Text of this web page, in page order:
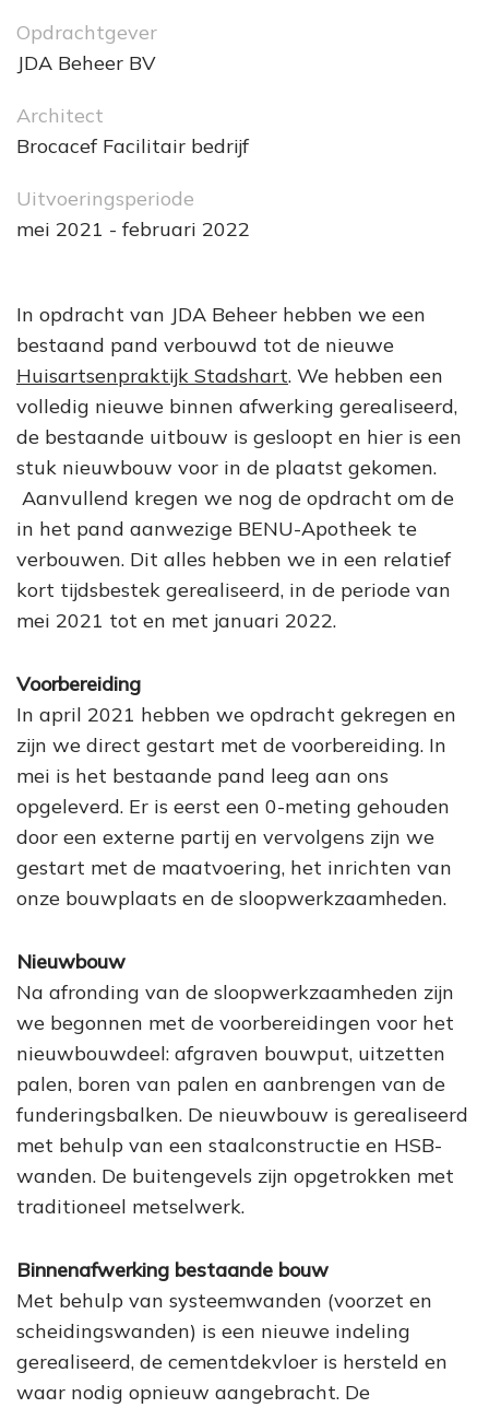
Opdrachtgever
JDA Beheer BV
Architect
Brocacef Facilitair bedrijf
Uitvoeringsperiode
mei 2021 - februari 2022
In opdracht van JDA Beheer hebben we een
bestaand pand verbouwd tot de nieuwe
Huisartsenpraktijk Stadshart. We hebben een
volledig nieuwe binnen afwerking gerealiseerd,
de bestaande uitbouw is gesloopt en hier is een
stuk nieuwbouw voor in de plaatst gekomen.
Aanvullend kregen we nog de opdracht om de
in het pand aanwezige BENU-Apotheek te
verbouwen. Dit alles hebben we in een relatief
kort tijdsbestek gerealiseerd, in de periode van
mei 2021 tot en met januari 2022.
Voorbereiding
In april 2021 hebben we opdracht gekregen en
zijn we direct gestart met de voorbereiding. In
mei is het bestaande pand leeg aan ons
opgeleverd. Er is eerst een 0-meting gehouden
door een externe partij en vervolgens zijn we
gestart met de maatvoering, het inrichten van
onze bouwplaats en de sloopwerkzaamheden.
Nieuwbouw
Na afronding van de sloopwerkzaamheden zijn
we begonnen met de voorbereidingen voor het
nieuwbouwdeel: afgraven bouwput, uitzetten
palen, boren van palen en aanbrengen van de
funderingsbalken. De nieuwbouw is gerealiseerd
met behulp van een staalconstructie en HSB-
wanden. De buitengevels zijn opgetrokken met
traditioneel metselwerk.
Binnenafwerking bestaande bouw
Met behulp van systeemwanden (voorzet en
scheidingswanden) is een nieuwe indeling
gerealiseerd, de cementdekvloer is hersteld en
waar nodig opnieuw aangebracht. De